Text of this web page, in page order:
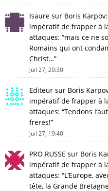
Isauresur Boris
impératif de frapper à
attaques: “mais ce ne
Romains qui ont
Christ…”
Juil 27, 20:30
Editeursur Boris
impératif de frapper à
attaques: “Tendons
freres!”
Juil 27, 19:40
PRO RUSSE sur Boris
impératif de frapper à
attaques: “L’Europe,
tête, la Grande